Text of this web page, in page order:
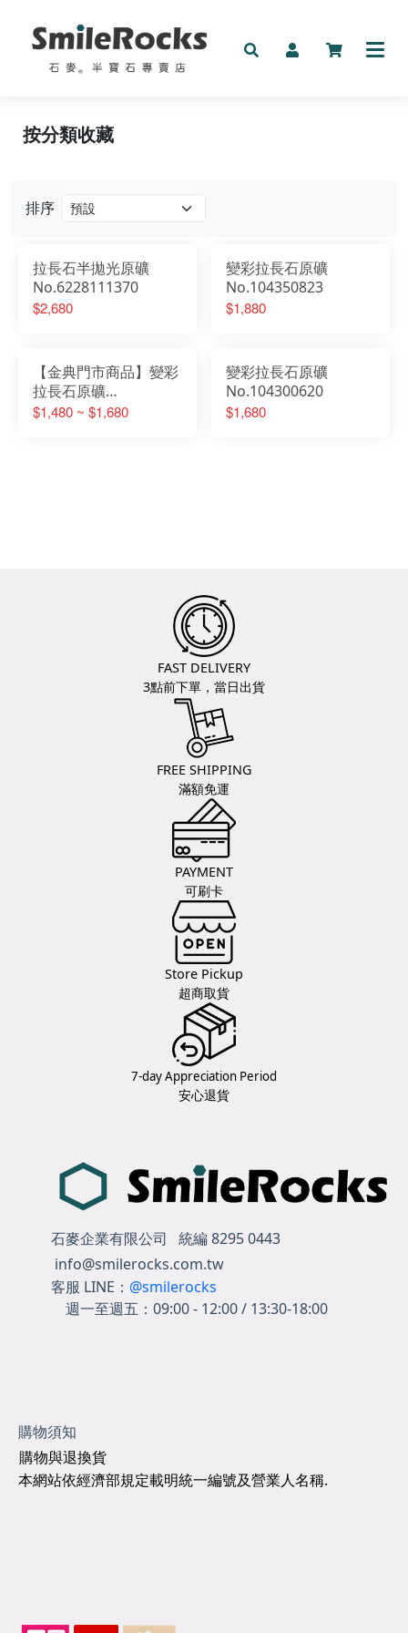
新品
手鍊
按分類收藏
其它
排序
拉長石半拋光原礦
No.6228111370
$2,680
變彩拉長石原礦
No.104350823
$1,880
【金典門市商品】變彩
拉長石原礦
No.104350812
$1,480 ~ $1,680
變彩拉長石原礦
No.104300620
$1,680
按分類收藏
FAST DELIVERY
3點前下單，當日出貨
FREE SHIPPING
滿額免運
PAYMENT
可刷卡
Store Pickup
超商取貨
7-day Appreciation Period
安心退貨
石麥企業有限公司 統編 8295 0443
info@smilerocks.com.tw
客服 LINE： @smilerocks
週一至週五： 09:00 - 12:00 / 13:30-18:00
購物須知
購物與退換貨
本網站依經濟部規定載明統一編號及營業人名稱.